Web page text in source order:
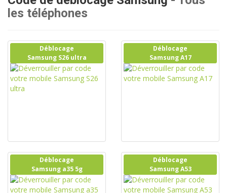
les téléphones
Déblocage
Samsung S26 ultra
Déblocage
Samsung A17
Déblocage
Samsung a35 5g
Déblocage
Samsung A53